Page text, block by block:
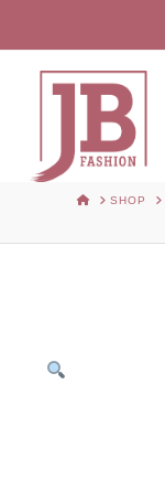
HOMESHOP